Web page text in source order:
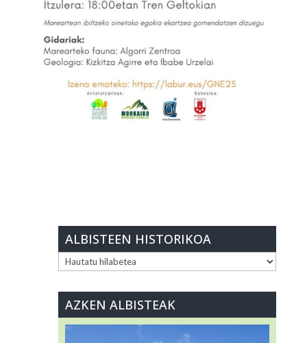
ALBISTEEN HISTORIKOA
ALBISTEEN
AZKEN ALBISTEAK